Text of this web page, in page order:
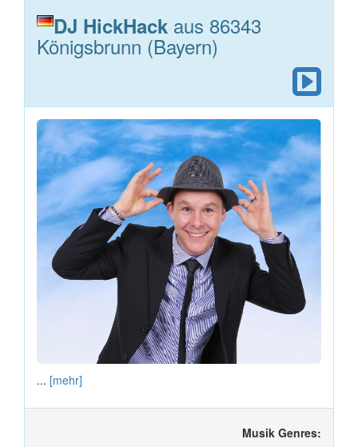
DJ HickHack aus 86343
Königsbrunn (Bayern)
... [mehr]
Musik Genres: